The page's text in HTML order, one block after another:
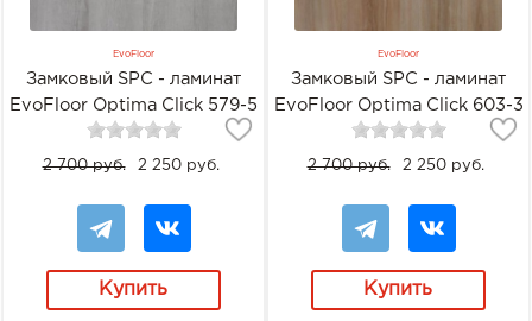
EvoFloor
Замковый SPC - ламинат
EvoFloor Optima Click 579-5
Дуб Серебряный
2 700 руб. 2 250 руб.
Купить
EvoFloor
Замковый SPC - ламинат
EvoFloor Optima Click 603-3
Груша Капучино
2 700 руб. 2 250 руб.
Купить